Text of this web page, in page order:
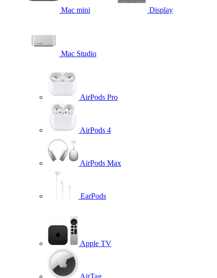
Mac mini Display
Mac Studio
AirPods Pro
AirPods 4
AirPods Max
EarPods
Apple TV